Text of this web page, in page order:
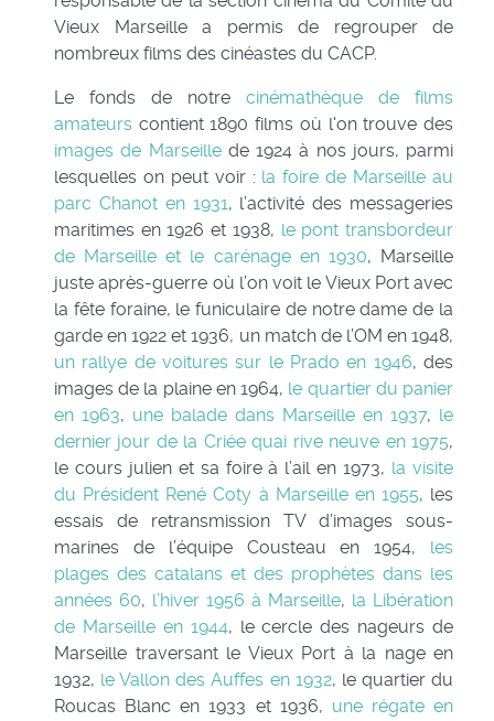
Vieux Marseille a permis de regrouper de
nombreux films des cinéastes du CACP.
Le fonds de notre cinémathèque de films
amateurs contient 1890 films où l'on trouve des
images de Marseille de 1924 à nos jours, parmi
lesquelles on peut voir : la foire de Marseille au
parc Chanot en 1931, l’activité des messageries
maritimes en 1926 et 1938, le pont transbordeur
de Marseille et le carénage en 1930, Marseille
juste après-guerre où l’on voit le Vieux Port avec
la fête foraine, le funiculaire de notre dame de la
garde en 1922 et 1936, un match de l’OM en 1948,
un rallye de voitures sur le Prado en 1946, des
images de la plaine en 1964, le quartier du panier
en 1963, une balade dans Marseille en 1937, le
dernier jour de la Criée quai rive neuve en 1975,
le cours julien et sa foire à l’ail en 1973, la visite
du Président René Coty à Marseille en 1955, les
essais de retransmission TV d’images sous-
marines de l’équipe Cousteau en 1954, les
plages des catalans et des prophètes dans les
années 60, l’hiver 1956 à Marseille, la Libération
de Marseille en 1944, le cercle des nageurs de
Marseille traversant le Vieux Port à la nage en
1932, le Vallon des Auffes en 1932, le quartier du
Roucas Blanc en 1933 et 1936, une régate en